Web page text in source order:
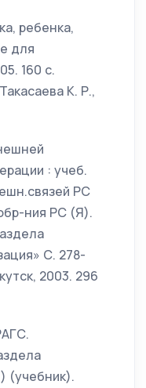
ребенка,
для
160 с.
К. Р.,
: учеб.
РС
ния РС (Я).
С. 278-
2003. 296
(учебник).